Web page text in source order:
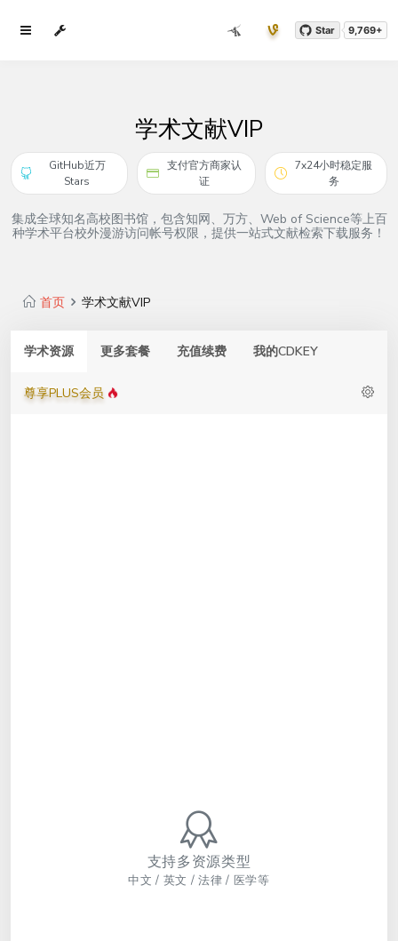
Star 9,769+
学术文献VIP
GitHub近万
Stars
支付官方商家认
证
7x24小时稳定服
务
集成全球知名高校图书馆，包含知网、万方、Web of Science等上百
种学术平台校外漫游访问帐号权限，提供一站式文献检索下载服务！
首页 学术文献VIP
学术资源 更多套餐 充值续费 我的CDKEY
尊享PLUS会员
支持多资源类型
中文 / 英文 / 法律 / 医学等